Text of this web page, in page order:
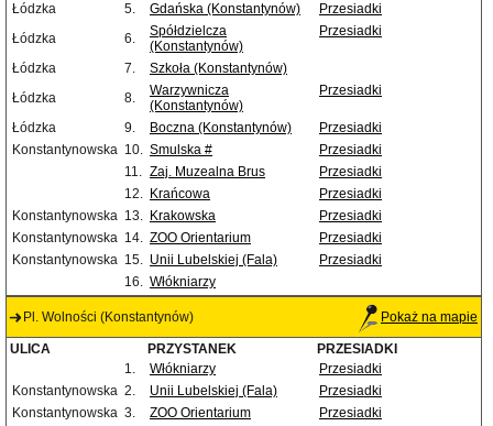
Łódzka
5. Gdańska (Konstantynów)
Przesiadki
Łódzka
6.
Spółdzielcza
(Konstantynów)
Przesiadki
Łódzka 7.
Szkoła (Konstantynów)
Łódzka
8.
Warzywnicza
(Konstantynów)
Przesiadki
Łódzka 9. Boczna (Konstantynów)
Przesiadki
Konstantynowska 10. Smulska #
Przesiadki
11. Zaj. Muzealna Brus
Przesiadki
12. Krańcowa
Przesiadki
Konstantynowska 13. Krakowska
Przesiadki
Konstantynowska 14. ZOO Orientarium
Przesiadki
Konstantynowska 15. Unii Lubelskiej (Fala)
Przesiadki
16. Włókniarzy
Pl. Wolności (Konstantynów) Pokaż na mapie
ULICA PRZYSTANEK
PRZESIADKI
1.
Włókniarzy
Przesiadki
Konstantynowska 2. Unii Lubelskiej (Fala)
Przesiadki
Konstantynowska 3. ZOO Orientarium
Przesiadki